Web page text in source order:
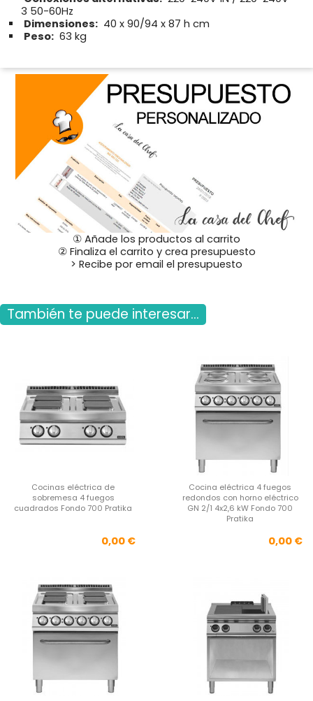
3 50-60Hz
Dimensiones: 40 x 90/94 x 87 h cm
Peso: 63 kg
① Añade los productos al carrito
② Finaliza el carrito y crea presupuesto
> Recibe por email el presupuesto
También te puede interesar...
Cocinas eléctrica de
sobremesa 4 fuegos
cuadrados Fondo 700 Pratika
Precio
0,00 €
Cocina eléctrica 4 fuegos
redondos con horno eléctrico
GN 2/1 4x2,6 kW Fondo 700
Pratika
0,00 €